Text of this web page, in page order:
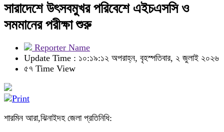
সারাদেশে উৎসবমুখর পরিবেশে এইচএসসি ও
সমমানের পরীক্ষা শুরু
Reporter Name
Update Time : ১০:১৯:১২ অপরাহ্ন, বৃহস্পতিবার, ২ জুলাই ২০২৬
৫৭ Time View
শারমিন আরা,ঝিনাইদহ জেলা প্রতিনিধি: